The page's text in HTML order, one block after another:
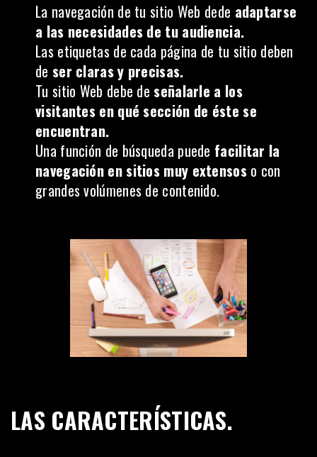
La navegación de tu sitio Web dede adaptarse
a las necesidades de tu audiencia.
Las etiquetas de cada página de tu sitio deben
de ser claras y precisas.
Tu sitio Web debe de señalarle a los
visitantes en qué sección de éste se
encuentran.
Una función de búsqueda puede facilitar la
navegación en sitios muy extensoso con
grandes volúmenes de contenido.
LAS CARACTERÍSTICAS.